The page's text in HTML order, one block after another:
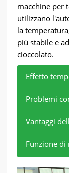
macchine per
utilizzano
la
più stabile e
cioccolato.
Effetto
Problemi
Vantaggi
Funzione